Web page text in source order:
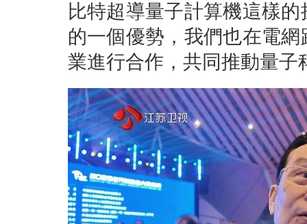
比特超導量子計算機這樣
的一個優勢，我們也在電
業進行合作，共同推動量子